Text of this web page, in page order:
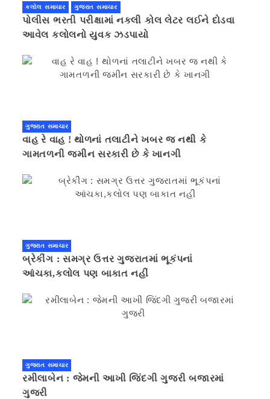
કલોલ સમાચાર ગુજરાત સમાચાર
પોલીસ ભરતી પરીક્ષામાં નકલી કોલ લેટર લઈને દોડવા
આવેલ કલોલનો યુવક ઝડપાયો
ગુજરાત સમાચાર
વાહ રે વાહ ! થોળનાં તલાટીને ખબર જ નથી કે
ગામતળની જમીન સરકારી છે કે ખાનગી
ગુજરાત સમાચાર
બ્રેકીંગ : સમગ્ર ઉત્તર ગુજરાતમાં ભૂકંપનાં
આંચકા,કલોલ પણ બાકાત નહીં
ગુજરાત સમાચાર
રમીલાબેન : જેમની આખી જિંદગી ગુજરી બજારમાં
ગુજરી